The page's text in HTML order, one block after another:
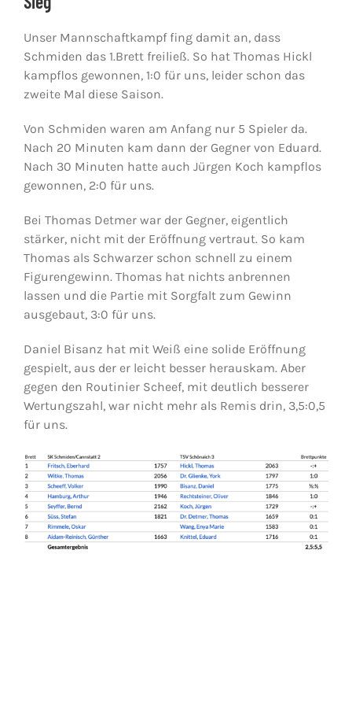
Jugendschach
Kontakt
Unser Mannschaftkampf fing damit an, dass
Schmiden das 1.Brett freiließ. So hat Thomas Hickl
kampflos gewonnen, 1:0 für uns, leider schon das
zweite Mal diese Saison.
Von Schmiden waren am Anfang nur 5 Spieler da.
Nach 20 Minuten kam dann der Gegner von Eduard.
Nach 30 Minuten hatte auch Jürgen Koch kampflos
gewonnen, 2:0 für uns.
Bei Thomas Detmer war der Gegner, eigentlich
stärker, nicht mit der Eröffnung vertraut. So kam
Thomas als Schwarzer schon schnell zu einem
Figurengewinn. Thomas hat nichts anbrennen
lassen und die Partie mit Sorgfalt zum Gewinn
ausgebaut, 3:0 für uns.
Daniel Bisanz hat mit Weiß eine solide Eröffnung
gespielt, aus der er leicht besser herauskam. Aber
gegen den Routinier Scheef, mit deutlich besserer
Wertungszahl, war nicht mehr als Remis drin, 3,5:0,5
für uns.